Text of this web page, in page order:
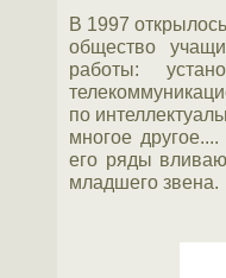
В 1997
общество
работы:
по
многое
его ряды
младшего звена.